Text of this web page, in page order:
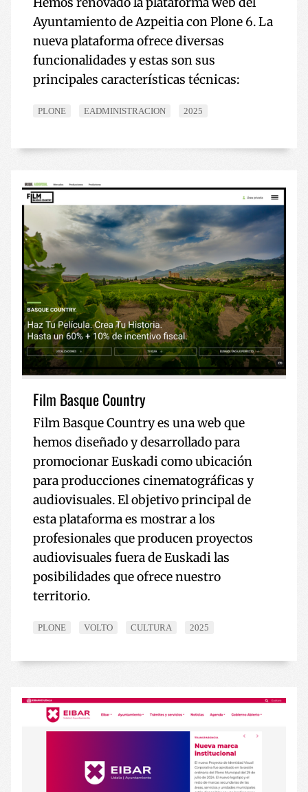
Ayuntamiento de Azpeitia con Plone 6. La
nueva plataforma ofrece diversas
funcionalidades y estas son sus
principales características técnicas:
PLONE EADMINISTRACION 2025
Film Basque Country
Film Basque Country es una web que
hemos diseñado y desarrollado para
promocionar Euskadi como ubicación
para producciones cinematográficas y
audiovisuales. El objetivo principal de
esta plataforma es mostrar a los
profesionales que producen proyectos
audiovisuales fuera de Euskadi las
posibilidades que ofrece nuestro
territorio.
PLONE VOLTO CULTURA 2025